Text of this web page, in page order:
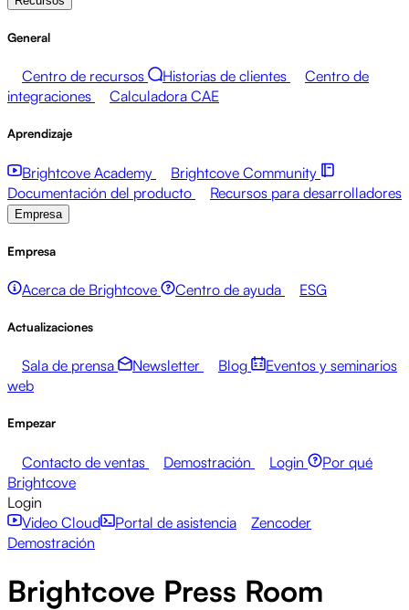
General
Centro de recursos Historias de clientes
Centro de
integraciones
Calculadora CAE
Aprendizaje
Brightcove Academy
Brightcove Community
Documentación del producto
Recursos para desarrolladores
Empresa
Empresa
Acerca de Brightcove Centro de ayuda ESG
Actualizaciones
Sala de prensa Newsletter Blog
Eventos y seminarios
web
Empezar
Contacto de ventas Demostración Login
Por qué
Brightcove
Login
Video Cloud
Portal de asistencia
Zencoder
Demostración
Brightcove Press Room